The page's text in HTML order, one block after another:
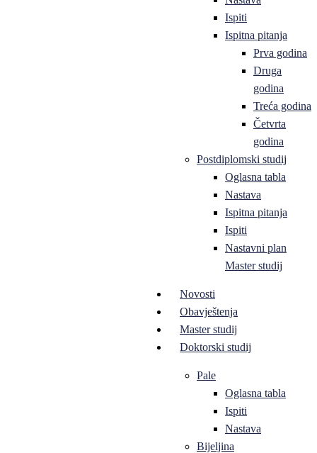
Ispiti
Ispitna pitanja
Prva godina
Druga
godina
Treća godina
Četvrta
godina
Postdiplomski studij
Oglasna tabla
Nastava
Ispitna pitanja
Ispiti
Nastavni plan
Master studij
Novosti
Obavještenja
Master studij
Doktorski studij
Pale
Oglasna tabla
Ispiti
Nastava
Bijeljina